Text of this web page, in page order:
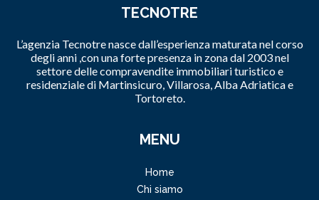
TECNOTRE
L’agenzia Tecnotre nasce dall’esperienza maturata nel corso
degli anni ,con una forte presenza in zona dal 2003 nel
settore delle compravendite immobiliari turistico e
residenziale di Martinsicuro, Villarosa, Alba Adriatica e
Tortoreto.
MENU
Home
Chi siamo